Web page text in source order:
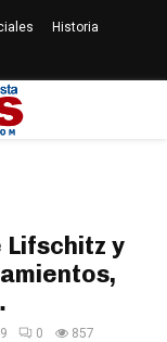
Historia
Lifschitz y
0 857